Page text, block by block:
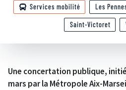
Services mobilité Les
Saint-Victoret
Une concertation publique,
mars par la Métropole Aix-